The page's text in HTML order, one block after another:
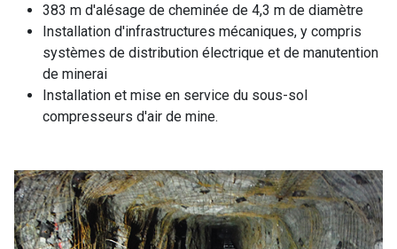
383 m d'alésage de cheminée de 4,3 m de diamètre
Installation d'infrastructures mécaniques, y compris
systèmes de distribution électrique et de manutention
de minerai
Installation et mise en service du sous-sol
compresseurs d'air de mine.